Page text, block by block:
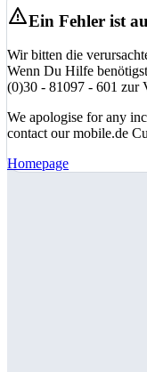
Ein Fehler ist
Wir bitten die
Wenn Du Hilfe
(0)30 - 81097 - 601 zur
We apologise for any
contact our mobile.de
Homepage